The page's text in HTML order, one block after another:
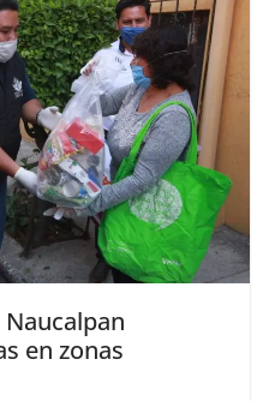
en zonas